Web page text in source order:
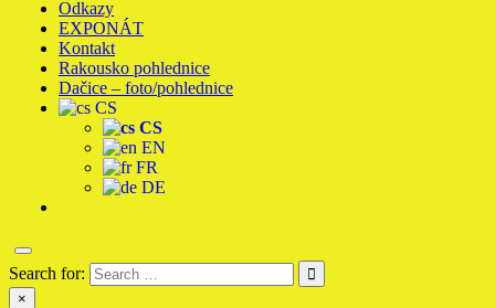
Odkazy
EXPONÁT
Kontakt
Rakousko pohlednice
Dačice – foto/pohlednice
CS
CS
EN
FR
DE
Search for:
×